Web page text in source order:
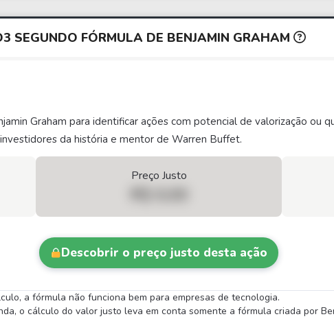
SEGUNDO FÓRMULA DE BENJAMIN GRAHAM
Graham para identificar ações com potencial de valorização ou
da história e mentor de Warren Buffet.
Preço Justo
Descobrir o preço justo desta ação
a fórmula não funciona bem para empresas de tecnologia.
o cálculo do valor justo leva em conta somente a fórmula criada por